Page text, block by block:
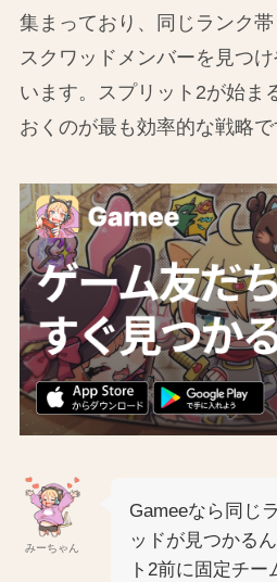
集まっており、同じランク
スクワッドメンバーを見つ
います。スプリット2が始ま
おくのが最も効率的な戦略で
みーちゃん
Gameeなら同じ
ッドが見つかる
ト2前に固定チー